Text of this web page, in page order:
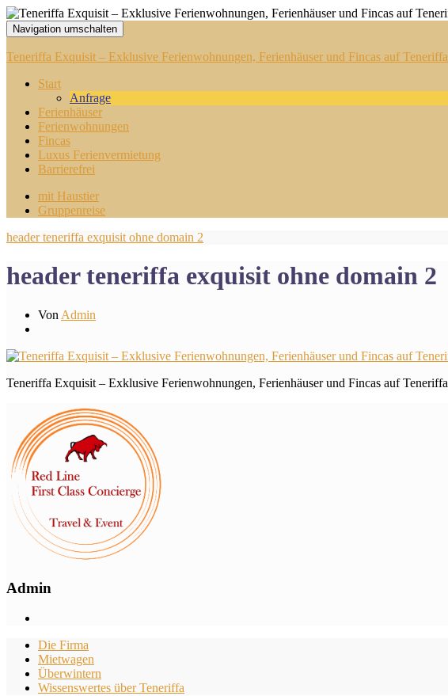
Navigation umschalten
Teneriffa Exquisit – Exklusive Ferienwohnungen, Ferienhäuser und Fincas auf Teneriffa
Start
Anfrage
Ferienhäuser
Ferienwohnungen
Fincas
Luxus Ferienvermietung
Barrierefrei
mit Haustier
Gruppenreise
header teneriffa exquisit ohne domain 2
header teneriffa exquisit ohne domain 2
Von Admin
Teneriffa Exquisit – Exklusive Ferienwohnungen, Ferienhäuser und Fincas auf Teneriffa
Admin
Die Firma
Mietwagen
Überwintern
Wissenswertes über Teneriffa